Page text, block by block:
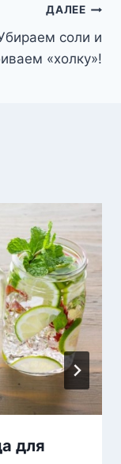
ДАЛЕЕ
соли и
«холку»!
для